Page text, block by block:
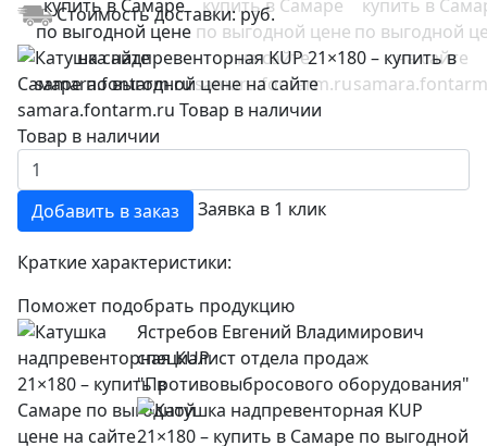
Стоимость доставки:руб.
Товар в наличии
Добавить в заказ Заявка в 1 клик
Краткие характеристики:
Поможет подобрать продукцию
Ястребов Евгений Владимирович
специалист отдела продаж
"Противовыбросового оборудования"